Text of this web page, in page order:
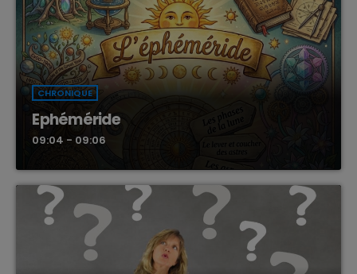
CHRONIQUE
Ephéméride
09:04 - 09:06